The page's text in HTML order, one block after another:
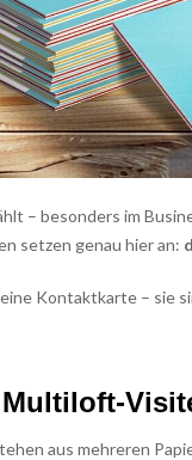
– besonders im
setzen genau hier an:
Kontaktkarte – sie
aus mehreren